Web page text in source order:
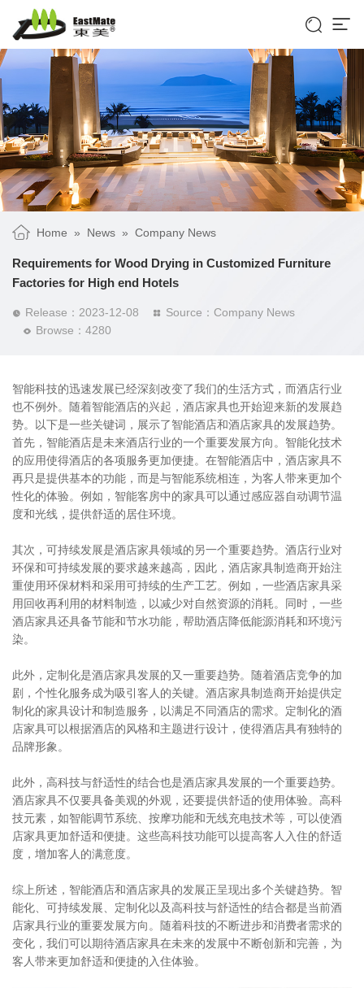
 
Home » News » Company News
Requirements for Wood Drying in Customized Furniture
Factories for High end Hotels
 Release：2023-12-08  Source：Company News
 Browse：4280
智能科技的迅速发展已经深刻改变了我们的生活方式，而酒店行业
也不例外。随着智能酒店的兴起，酒店家具也开始迎来新的发展趋
势。以下是一些关键词，展示了智能酒店和酒店家具的发展趋势。
首先，智能酒店是未来酒店行业的一个重要发展方向。智能化技术
的应用使得酒店的各项服务更加便捷。在智能酒店中，酒店家具不
再只是提供基本的功能，而是与智能系统相连，为客人带来更加个
性化的体验。例如，智能客房中的家具可以通过感应器自动调节温
度和光线，提供舒适的居住环境。
其次，可持续发展是酒店家具领域的另一个重要趋势。酒店行业对
环保和可持续发展的要求越来越高，因此，酒店家具制造商开始注
重使用环保材料和采用可持续的生产工艺。例如，一些酒店家具采
用回收再利用的材料制造，以减少对自然资源的消耗。同时，一些
酒店家具还具备节能和节水功能，帮助酒店降低能源消耗和环境污
染。
此外，定制化是酒店家具发展的又一重要趋势。随着酒店竞争的加
剧，个性化服务成为吸引客人的关键。酒店家具制造商开始提供定
制化的家具设计和制造服务，以满足不同酒店的需求。定制化的酒
店家具可以根据酒店的风格和主题进行设计，使得酒店具有独特的
品牌形象。
此外，高科技与舒适性的结合也是酒店家具发展的一个重要趋势。
酒店家具不仅要具备美观的外观，还要提供舒适的使用体验。高科
技元素，如智能调节系统、按摩功能和无线充电技术等，可以使酒
店家具更加舒适和便捷。这些高科技功能可以提高客人入住的舒适
度，增加客人的满意度。
综上所述，智能酒店和酒店家具的发展正呈现出多个关键趋势。智
能化、可持续发展、定制化以及高科技与舒适性的结合都是当前酒
店家具行业的重要发展方向。随着科技的不断进步和消费者需求的
变化，我们可以期待酒店家具在未来的发展中不断创新和完善，为
客人带来更加舒适和便捷的入住体验。